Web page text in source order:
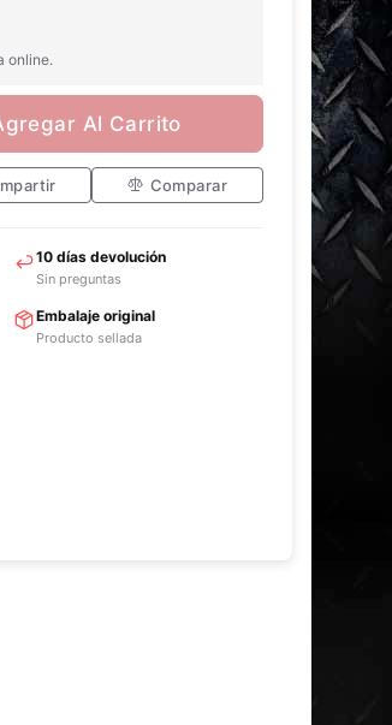
online.
Al Carrito
Comparar
10 días devolución
Sin preguntas
Embalaje original
Producto sellada